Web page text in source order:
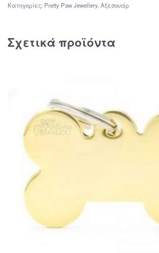
Κατηγορίες: Pretty Paw Jewellery, Αξεσουάρ
Σχετικά προϊόντα